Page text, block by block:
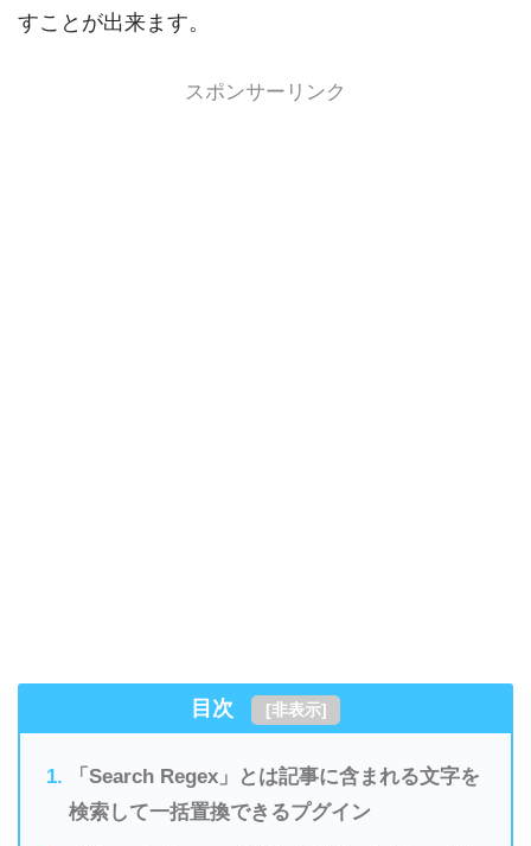
すことが出来ます。
スポンサーリンク
目次 [非表示]
「Search Regex」とは記事に含まれる文字を
検索して一括置換できるプグイン